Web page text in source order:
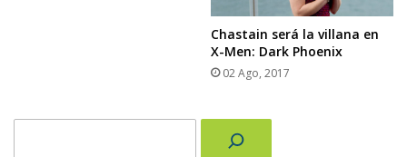
Chastain será la villana en
X-Men: Dark Phoenix
02 Ago, 2017